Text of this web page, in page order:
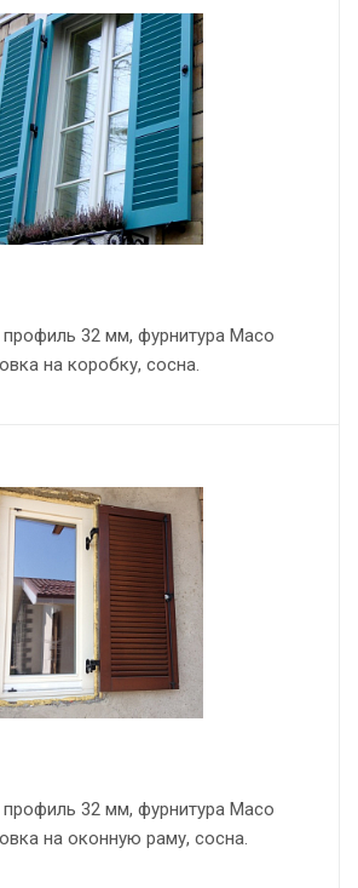
32 мм, фурнитура Maco
на коробку, сосна.
32 мм, фурнитура Maco
на оконную раму, сосна.